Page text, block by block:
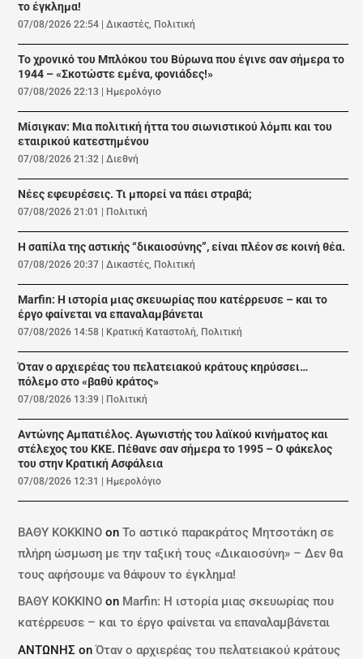
το έγκλημα!
07/08/2026 22:54 |Δικαστές Πολιτική
Το χρονικό του Μπλόκου του Βύρωνα που έγινε σαν σήμερα το
1944 – «Σκοτώστε εμένα, φονιάδες!»
07/08/2026 22:13 | Ημερολόγιο
Μίσιγκαν: Μια πολιτική ήττα του σιωνιστικού λόμπι και του
εταιρικού κατεστημένου
07/08/2026 21:32 |Διεθνή
Νέες εφευρέσεις. Τι μπορεί να πάει στραβά;
07/08/2026 21:01 | Πολιτική
Η σαπίλα της αστικής “δικαιοσύνης”, είναι πλέον σε κοινή θέα.
07/08/2026 20:37 |Δικαστές Πολιτική
Marfin: Η ιστορία μιας σκευωρίας που κατέρρευσε – και το
έργο φαίνεται να επαναλαμβάνεται
07/08/2026 14:58 | Κρατική Καταστολή Πολιτική
Όταν ο αρχιερέας του πελατειακού κράτους κηρύσσει…
πόλεμο στο «βαθύ κράτος»
07/08/2026 13:39 | Πολιτική
Αντώνης Αμπατιέλος. Αγωνιστής του λαϊκού κινήματος και
στέλεχος του ΚΚΕ. Πέθανε σαν σήμερα το 1995 – Ο φάκελος
του στην Κρατική Ασφάλεια
07/08/2026 12:31 | Ημερολόγιο
ΒΑΘΥ ΚΟΚΚΙΝΟ onΤο αστικό παρακράτος Μητσοτάκη σε
πλήρη ώσμωση με την ταξική τους «Δικαιοσύνη» – Δεν θα
τους αφήσουμε να θάψουν το έγκλημα!
ΒΑΘΥ ΚΟΚΚΙΝΟ on Marfin: Η ιστορία μιας σκευωρίας που
κατέρρευσε – και το έργο φαίνεται να επαναλαμβάνεται
ΑΝΤΩΝΗΣ onΌταν ο αρχιερέας του πελατειακού κράτους